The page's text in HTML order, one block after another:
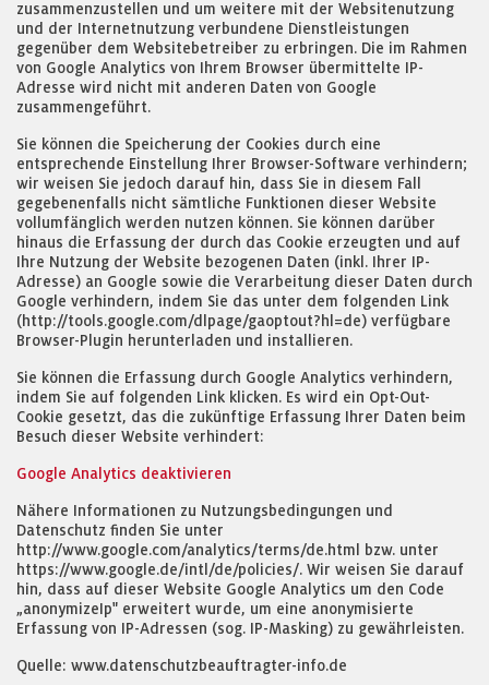
zusammenzustellen und um weitere mit der Websitenutzung
und der Internetnutzung verbundene Dienstleistungen
gegenüber dem Websitebetreiber zu erbringen. Die im Rahmen
von Google Analytics von Ihrem Browser übermittelte IP-
Adresse wird nicht mit anderen Daten von Google
zusammengeführt.
Sie können die Speicherung der Cookies durch eine
entsprechende Einstellung Ihrer Browser-Software verhindern;
wir weisen Sie jedoch darauf hin, dass Sie in diesem Fall
gegebenenfalls nicht sämtliche Funktionen dieser Website
vollumfänglich werden nutzen können. Sie können darüber
hinaus die Erfassung der durch das Cookie erzeugten und auf
Ihre Nutzung der Website bezogenen Daten (inkl. Ihrer IP-
Adresse) an Google sowie die Verarbeitung dieser Daten durch
Google verhindern, indem Sie das unter dem folgenden Link
(http://tools.google.com/dlpage/gaoptout?hl=de) verfügbare
Browser-Plugin herunterladen und installieren.
Sie können die Erfassung durch Google Analytics verhindern,
indem Sie auf folgenden Link klicken. Es wird ein Opt-Out-
Cookie gesetzt, das die zukünftige Erfassung Ihrer Daten beim
Besuch dieser Website verhindert:
Google Analytics deaktivieren
Nähere Informationen zu Nutzungsbedingungen und
Datenschutz finden Sie unter
http://www.google.com/analytics/terms/de.html bzw. unter
https://www.google.de/intl/de/policies/. Wir weisen Sie darauf
hin, dass auf dieser Website Google Analytics um den Code
„anonymizeIp" erweitert wurde, um eine anonymisierte
Erfassung von IP-Adressen (sog. IP-Masking) zu gewährleisten.
Quelle: www.datenschutzbeauftragter-info.de